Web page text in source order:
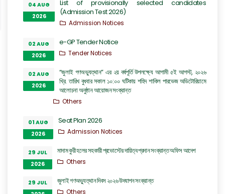
04 AUG
2026
List of provisionally selected candidates
(Admission Test 2026)
Admission Notices
02 AUG
2026
e-GP Tender Notice
Tender Notices
02 AUG
2026
“জুলাই গণঅভ্যুত্থান” এর ২য় বর্ষপূর্তি উপলক্ষ্যে আগামী ৫ই আগস্ট, ২০২৬
খ্রি. তারিখ বুধবার সকাল ১০:০০ ঘটিকায় শহিদ শাকিল পারভেজ অডিটোরিয়ামে
আলোচনা অনুষ্ঠান আয়োজন সংক্রান্ত
Others
01 AUG
2026
Seat Plan 2026
Admission Notices
29 JUL
2026
মাদাম কুরী হলের সহকারী প্রভোস্টের দায়িত্ব প্রদান সংক্রান্ত অফিস আদেশ
Others
29 JUL
জুলাই গণঅভ্যুত্থান দিবস ২০২৬ উদযাপন সংক্রান্ত
Others